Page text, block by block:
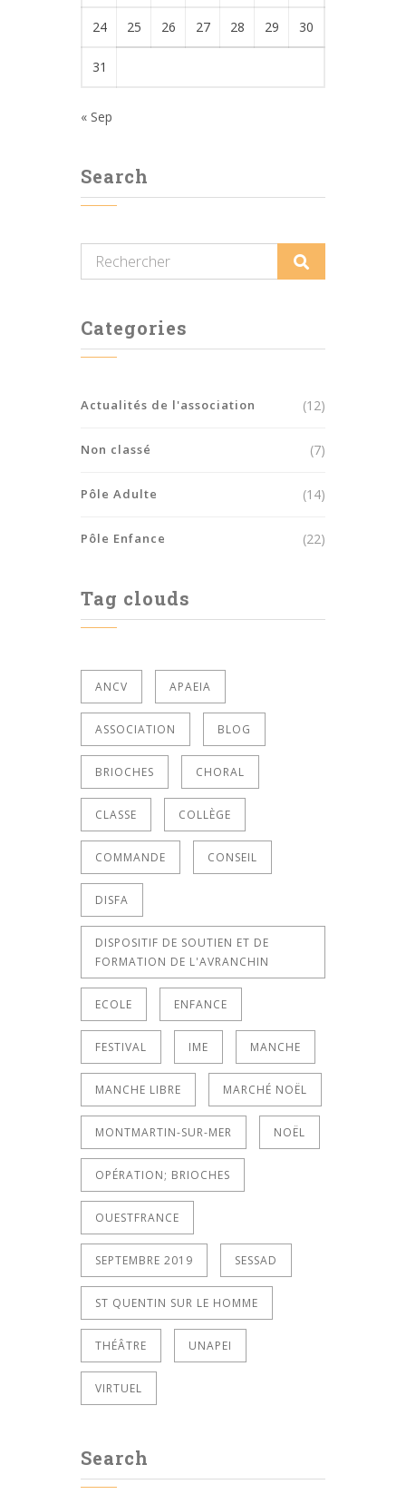
24 25 26 27 28 29 30
31
« Sep
Search
Categories
Actualités de l'association (12)
Non classé (7)
Pôle Adulte (14)
Pôle Enfance (22)
Tag clouds
ANCV APAEIA
ASSOCIATION BLOG
BRIOCHES CHORAL
CLASSE COLLÈGE
COMMANDE CONSEIL
DISFA
DISPOSITIF DE SOUTIEN ET DE
FORMATION DE L'AVRANCHIN
ECOLE ENFANCE
FESTIVAL IME MANCHE
MANCHE LIBRE MARCHÉ NOËL
MONTMARTIN-SUR-MER NOËL
OPÉRATION; BRIOCHES
OUESTFRANCE
SEPTEMBRE 2019 SESSAD
ST QUENTIN SUR LE HOMME
THÉÂTRE UNAPEI
VIRTUEL
Search